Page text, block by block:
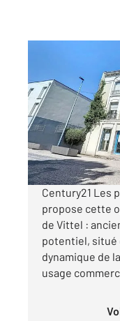
190,27 m
, 8
Ref : 5052
Maison à
107
Visiter le site
Century21 Les
propose cette
de Vittel :
potentiel, situé
dynamique de
usage